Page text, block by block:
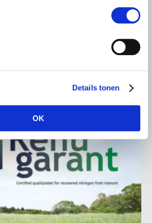
Details tonen
OK
De sector vraagt om zorgvuldigheid,
een stevige wetenschappelijke
Lees meer